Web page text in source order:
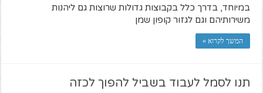
במיוחד, בדרך כלל בקבוצות גדולות שרוצות גם ליהנות
משירותיהם וגם לגזור קופון שמן
המשך לקרוא »
תנו לסמל לעבוד בשביל להפוך לכזה